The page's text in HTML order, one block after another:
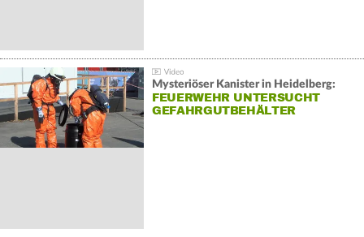
Mysteriöser Kanister in Heidelberg:
FEUERWEHR UNTERSUCHT
GEFAHRGUTBEHÄLTER